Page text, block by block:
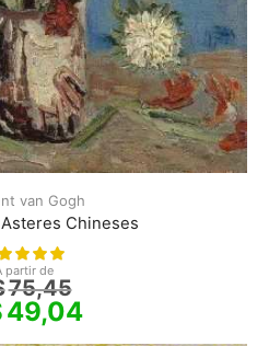
van Gogh
Chineses
partir de
75,45
49,04